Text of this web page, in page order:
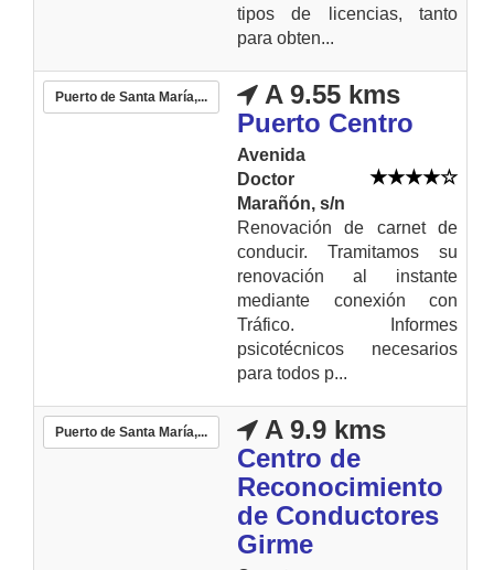
tipos de licencias, tanto
para obten...
Puerto de Santa María,...
A 9.55 kms
Puerto Centro
Avenida
Doctor
Marañón, s/n
Renovación de carnet de
conducir. Tramitamos su
renovación al instante
mediante conexión con
Tráfico. Informes
psicotécnicos necesarios
para todos p...
Puerto de Santa María,...
A 9.9 kms
Centro de
Reconocimiento
de Conductores
Girme